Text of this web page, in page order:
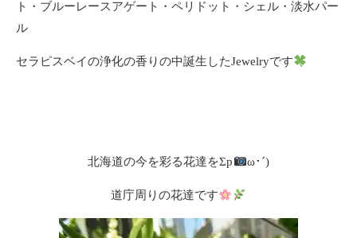
ト・ブルーレースアゲート・ペリドット・シェル・淡水パー
ル
セラピスベイの浄化の香りの中誕生したJewelryです
北海道の今を彩る花達をΣp ω･´)
道庁周りの花達です